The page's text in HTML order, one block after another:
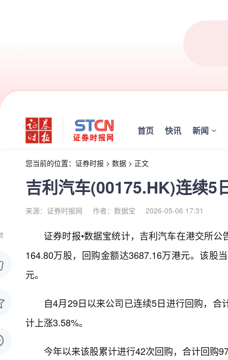
首页 快讯 新闻
您当前的位置： 证券时报 > 数据 > 正文
吉利汽车(00175.HK)连续5
来源：证券时报网 作者：数据宝 2026-05-06 17:31
证券时报•数据宝统计，吉利汽车在港交所
164.80万股，回购金额达3687.16万港元。该股
元。
自4月29日以来公司已连续5日进行回购，
计上涨3.58%。
今年以来该股累计进行42次回购，合计回购